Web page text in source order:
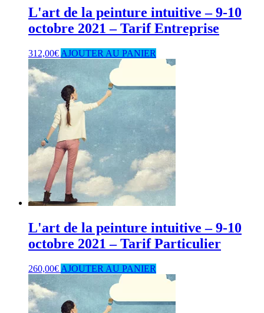
L'art de la peinture intuitive – 9-10
octobre 2021 – Tarif Entreprise
312,00€ AJOUTER AU PANIER
L'art de la peinture intuitive – 9-10
octobre 2021 – Tarif Particulier
260,00€ AJOUTER AU PANIER